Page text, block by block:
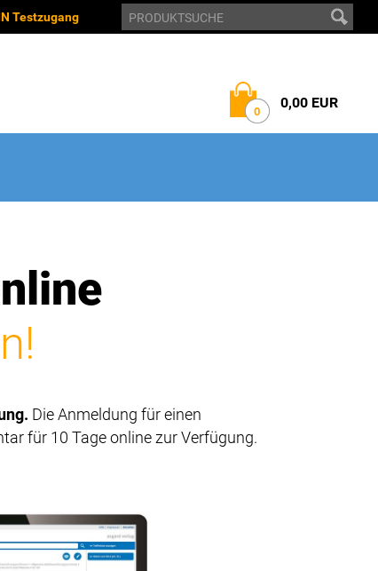
Testzugang
0 0,00 EUR
Die Anmeldung für einen
für 10 Tage online zur Verfügung.